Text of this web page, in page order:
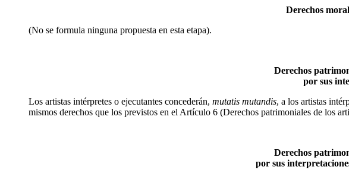
Derechos
(No se formula ninguna propuesta en esta etapa).
Derechos
por sus
Los artistas intérpretes o ejecutantes concederán, mutatis mutandis, a los artistas
mismos derechos que los previstos en el Artículo 6 (Derechos patrimoniales de los
Derechos
por sus